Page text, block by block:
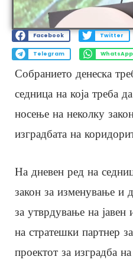
Facebook Twitter
Telegram WhatsApp
Собранието денеска
седница на која треба
носење на неколку
изградбата на
На дневен ред на
закон за изменување и
за утврдување на
на стратешки партнер
проектот за изградба